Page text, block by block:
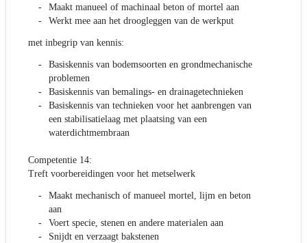
Maakt manueel of machinaal beton of mortel aan
Werkt mee aan het droogleggen van de werkput
met inbegrip van kennis:
Basiskennis van bodemsoorten en grondmechanische
problemen
Basiskennis van bemalings- en drainagetechnieken
Basiskennis van technieken voor het aanbrengen van
een stabilisatielaag met plaatsing van een
waterdichtmembraan
Competentie 14:
Treft voorbereidingen voor het metselwerk
Maakt mechanisch of manueel mortel, lijm en beton
aan
Voert specie, stenen en andere materialen aan
Snijdt en verzaagt bakstenen